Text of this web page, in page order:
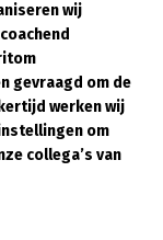
wij
gevraagd om de
werken wij
om
collega’s van